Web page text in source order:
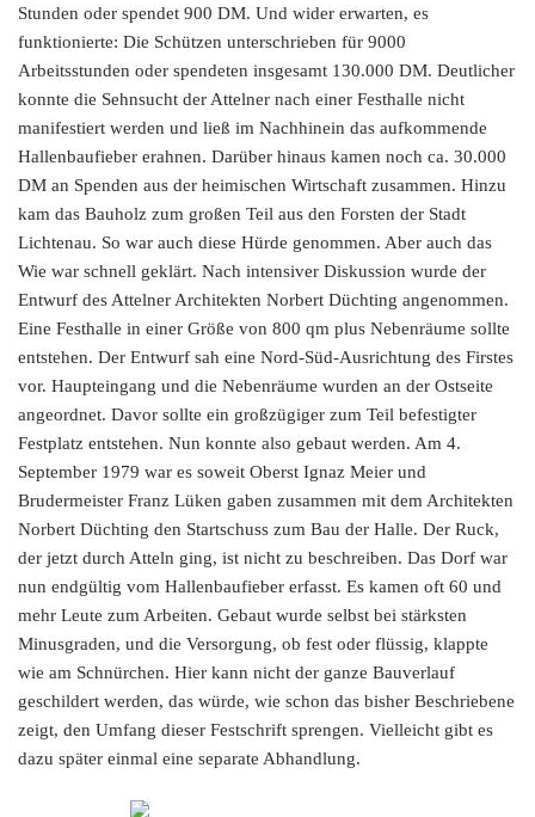
Stunden oder spendet 900 DM. Und wider erwarten, es
funktionierte: Die Schützen unterschrieben für 9000
Arbeitsstunden oder spendeten insgesamt 130.000 DM. Deutlicher
konnte die Sehnsucht der Attelner nach einer Festhalle nicht
manifestiert werden und ließ im Nachhinein das aufkommende
Hallenbaufieber erahnen. Darüber hinaus kamen noch ca. 30.000
DM an Spenden aus der heimischen Wirtschaft zusammen. Hinzu
kam das Bauholz zum großen Teil aus den Forsten der Stadt
Lichtenau. So war auch diese Hürde genommen. Aber auch das
Wie war schnell geklärt. Nach intensiver Diskussion wurde der
Entwurf des Attelner Architekten Norbert Düchting angenommen.
Eine Festhalle in einer Größe von 800 qm plus Nebenräume sollte
entstehen. Der Entwurf sah eine Nord-Süd-Ausrichtung des Firstes
vor. Haupteingang und die Nebenräume wurden an der Ostseite
angeordnet. Davor sollte ein großzügiger zum Teil befestigter
Festplatz entstehen. Nun konnte also gebaut werden. Am 4.
September 1979 war es soweit Oberst Ignaz Meier und
Brudermeister Franz Lüken gaben zusammen mit dem Architekten
Norbert Düchting den Startschuss zum Bau der Halle. Der Ruck,
der jetzt durch Atteln ging, ist nicht zu beschreiben. Das Dorf war
nun endgültig vom Hallenbaufieber erfasst. Es kamen oft 60 und
mehr Leute zum Arbeiten. Gebaut wurde selbst bei stärksten
Minusgraden, und die Versorgung, ob fest oder flüssig, klappte
wie am Schnürchen. Hier kann nicht der ganze Bauverlauf
geschildert werden, das würde, wie schon das bisher Beschriebene
zeigt, den Umfang dieser Festschrift sprengen. Vielleicht gibt es
dazu später einmal eine separate Abhandlung.
ZOOM